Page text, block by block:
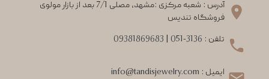
آدرس : شعبه مرکزی :مشهد، مصلی 7/1 بعد از بازار مولوی
فروشگاه تندیس
تلفن : 051-3136
09381869683
ایمیل : info@tandisjewelry.com